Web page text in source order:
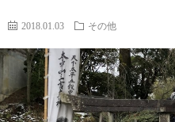
2018.01.03 その他